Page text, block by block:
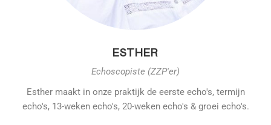
ESTHER
Echoscopiste (ZZP'er)
Esther maakt in onze praktijk de eerste echo's, termijn
echo's, 13-weken echo's, 20-weken echo's & groei echo's.